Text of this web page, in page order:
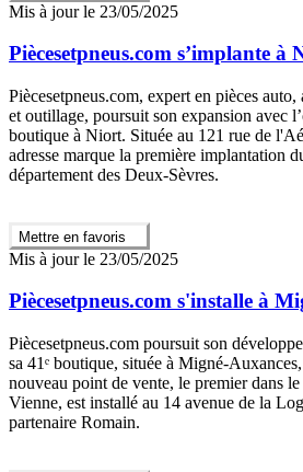
Mis à jour le 23/05/2025
Piècesetpneus.com s’implante à
Piècesetpneus.com, expert en pièces auto,
et outillage, poursuit son expansion avec
boutique à Niort. Située au 121 rue de
adresse marque la première implantation
département des Deux-Sèvres.
Mettre en favoris
Mis à jour le 23/05/2025
Piècesetpneus.com s'installe à
Piècesetpneus.com poursuit son
sa 41ᵉ boutique, située à Migné-
nouveau point de vente, le premier dans le
Vienne, est installé au 14 avenue de la
partenaire Romain.